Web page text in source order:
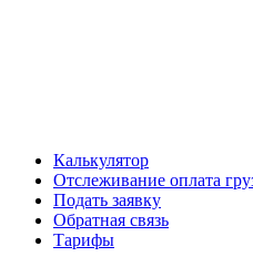
Калькулятор
Отслеживание оплата
Подать заявку
Обратная связь
Тарифы